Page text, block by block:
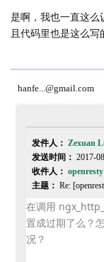
是啊，我也一直这么
且代码里也是这么写
hanfe...@gmail.com
发件人： Zexuan
发送时间： 2017-
收件人： openresty
主题： Re:
在调用
置成过期了么？
况？